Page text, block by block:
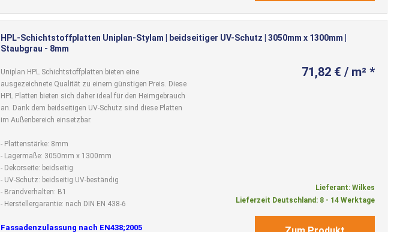
HPL-Schichtstoffplatten Uniplan-Stylam | beidseitiger UV-Schutz | 3050mm x 1300mm |
Staubgrau - 8mm
Uniplan HPL Schichtstoffplatten bieten eine
ausgezeichnete Qualität zu einem günstigen Preis. Diese
HPL Platten bieten sich daher ideal für den Heimgebrauch
an. Dank dem beidseitigen UV-Schutz sind diese Platten
im Außenbereich einsetzbar.
- Plattenstärke: 8mm
- Lagermaße: 3050mm x 1300mm
- Dekorseite: beidseitig
- UV-Schutz: beidseitig UV-beständig
- Brandverhalten: B1
- Herstellergarantie: nach DIN EN 438-6
Fassadenzulassung nach EN438;2005
71,82 € / m² *
Lieferant: Wilkes
Lieferzeit Deutschland: 8 - 14 Werktage